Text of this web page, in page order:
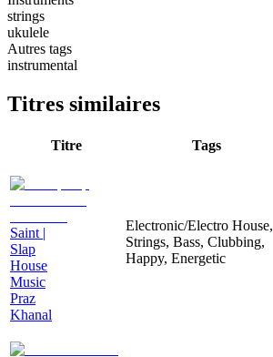
strings
ukulele
Autres tags
instrumental
Titres similaires
Titre Tags
Saint |
Slap
House
Music
Praz
Khanal
Electronic/Electro House,
Strings, Bass, Clubbing,
Happy, Energetic